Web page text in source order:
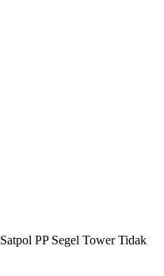
Satpol PP Segel Tower Tidak